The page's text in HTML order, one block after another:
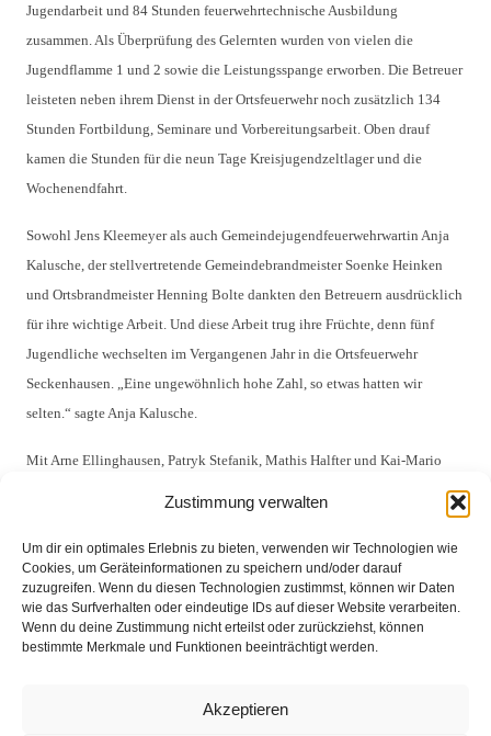
Zustimmung verwalten
Um dir ein optimales Erlebnis zu bieten, verwenden wir Technologien wie
Cookies, um Geräteinformationen zu speichern und/oder darauf
zuzugreifen. Wenn du diesen Technologien zustimmst, können wir Daten
wie das Surfverhalten oder eindeutige IDs auf dieser Website verarbeiten.
Wenn du deine Zustimmung nicht erteilst oder zurückziehst, können
bestimmte Merkmale und Funktionen beeinträchtigt werden.
Akzeptieren
Jugendarbeit und 84 Stunden feuerwehrtechnische Ausbildung
zusammen. Als Überprüfung des Gelernten wurden von vielen die
Jugendflamme 1 und 2 sowie die Leistungsspange erworben. Die Betreuer
leisteten neben ihrem Dienst in der Ortsfeuerwehr noch zusätzlich 134
Stunden Fortbildung, Seminare und Vorbereitungsarbeit. Oben drauf
kamen die Stunden für die neun Tage Kreisjugendzeltlager und die
Wochenendfahrt.
Sowohl Jens Kleemeyer als auch Gemeindejugendfeuerwehrwartin Anja
Kalusche, der stellvertretende Gemeindebrandmeister Soenke Heinken
und Ortsbrandmeister Henning Bolte dankten den Betreuern ausdrücklich
für ihre wichtige Arbeit. Und diese Arbeit trug ihre Früchte, denn fünf
Jugendliche wechselten im Vergangenen Jahr in die Ortsfeuerwehr
Seckenhausen. „Eine ungewöhnlich hohe Zahl, so etwas hatten wir
selten.“ sagte Anja Kalusche.
Mit Arne Ellinghausen, Patryk Stefanik, Mathis Halfter und Kai-Mario
Woiwode wurden vier Jugendliche neu aufgenommen. Die Jugendlichen
Luzius wurde neuer Jugendsprecher, Keith Bösche ist neuer Stellvertreter.
Schriftführer wurden Corvin Meißner und Jana Keller. Um die Kasse
kümmern sich weiterhin Lennart Mehl und Andree Lampe.
Bildunterschrift:
Arne Ellinghausen und Jana Keller